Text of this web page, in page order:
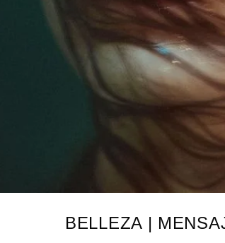
BELLEZA |